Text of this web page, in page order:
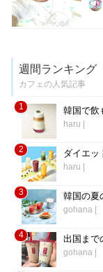
週間ランキング
カフェの人気記事
1 韓国で
haru
2 ダイエ
haru
3 韓国の夏
gohana
4 出国まで
gohana